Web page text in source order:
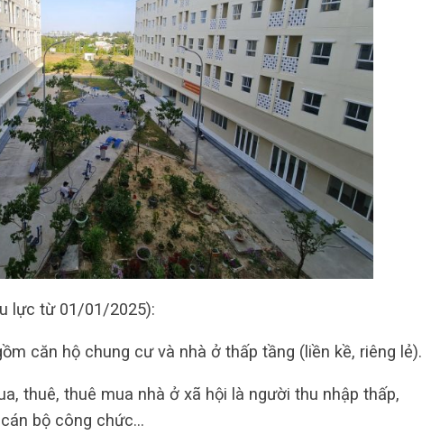
lực từ 01/01/2025):
căn hộ chung cư và nhà ở thấp tầng (liền kề, riêng lẻ).
thuê, thuê mua nhà ở xã hội là người thu nhập thấp,
bộ công chức…